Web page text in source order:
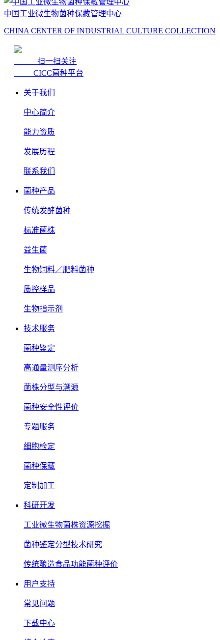
中国工业微生物菌种保藏管理中心
CHINA CENTER OF INDUSTRIAL CULTURE COLLECTION
扫一扫关注
CICC菌种平台
关于我们
中心简介
能力资质
发展历程
联系我们
菌种产品
传统发酵菌种
标准菌株
益生菌
生物饲料／肥料菌种
质控样品
生物指示剂
技术服务
菌种鉴定
高通量测序分析
菌株分型与溯源
菌种安全性评价
专题服务
细胞检定
菌种保藏
定制加工
科研开发
工业微生物菌株资源挖掘
菌种鉴定分型技术研究
传统酿造食品功能菌种评价
用户支持
常见问题
下载中心